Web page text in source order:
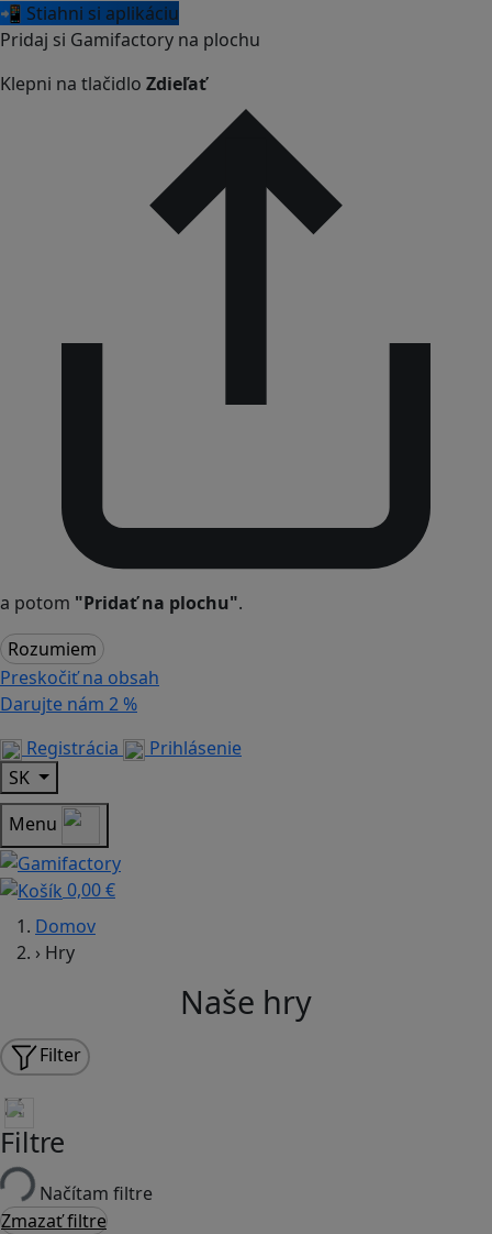
📲 Stiahni si aplikáciu
Pridaj si Gamifactory na plochu
Klepni na tlačidlo Zdieľať
a potom "Pridať na plochu".
Rozumiem
Preskočiť na obsah
Darujte nám 2 %
Registrácia
Prihlásenie
SK
Menu
0,00 €
Domov
› Hry
Naše hry
Filter
Filtre
Načítam filtre
Zmazať filtre